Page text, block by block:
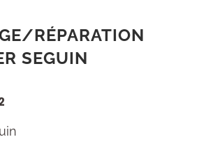
RÉPARATION
SEGUIN